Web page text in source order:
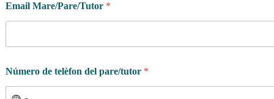
Email Mare/Pare/Tutor *
Número de telèfon del pare/tutor *